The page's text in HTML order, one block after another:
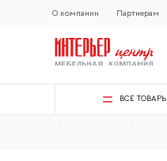
О компании Партнерам
ВСЕ ТОВАРЫ